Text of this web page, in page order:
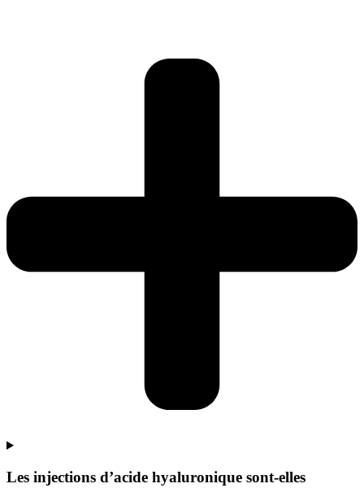
Les injections d’acide hyaluronique sont-elles